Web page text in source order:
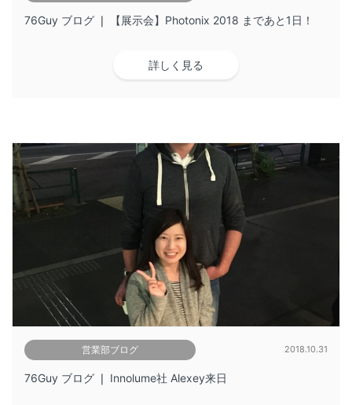
76Guy ブログ ❘ 【展示会】Photonix 2018 まであと1日！
詳しく見る
営業部ブログ 2018.10.31
76Guy ブログ ❘ Innolume社 Alexey来日